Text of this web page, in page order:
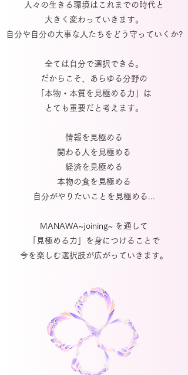
人々の生きる環境はこれまでの時代と
大きく変わっていきます。
自分や自分の大事な人たちをどう守っていくか?
全ては自分で選択できる。
だからこそ、あらゆる分野の
「本物・本質を見極める力」は
とても重要だと考えます。
情報を見極める
関わる人を見極める
経済を見極める
本物の食を見極める
自分がやりたいことを見極める...
MANAWA~joining~ を通して
「見極める力」を身につけることで
今を楽しむ選択肢が広がっていきます。